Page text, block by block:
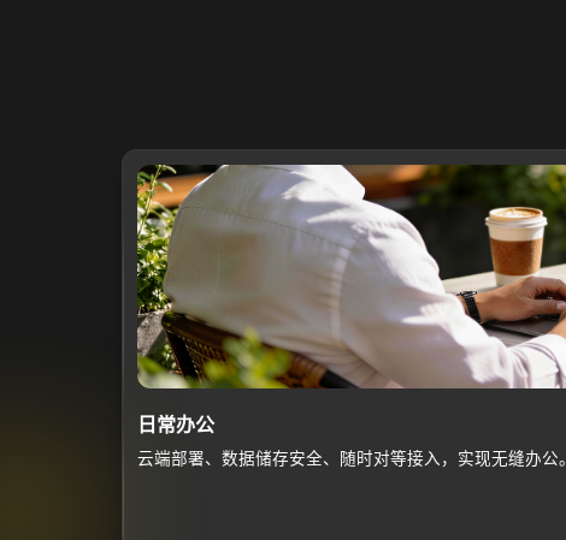
日常办公
云端部署、数据储存安全、随时对等接入，实现无缝办公。